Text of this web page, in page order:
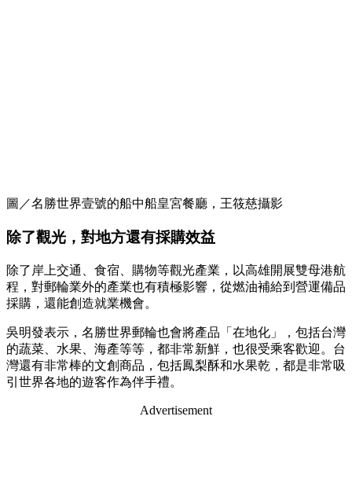
圖／名勝世界壹號的船中船皇宮餐廳，王筱慈攝影
除了觀光，對地方還有採購效益
除了岸上交通、食宿、購物等觀光產業，以高雄開展雙母港航
程，對郵輪業外的產業也有積極影響，從燃油補給到營運備品
採購，還能創造就業機會。
吳明發表示，名勝世界郵輪也會將產品「在地化」，包括台灣
的蔬菜、水果、海產等等，都非常新鮮，也很受乘客歡迎。台
灣還有非常棒的文創商品，包括鳳梨酥和水果乾，都是非常吸
引世界各地的遊客作為伴手禮。
Advertisement